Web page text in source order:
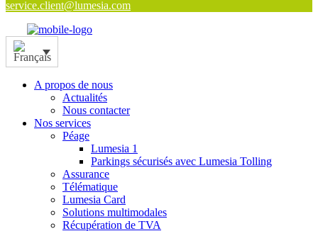
service.client@lumesia.com
A propos de nous
Actualités
Nous contacter
Nos services
Péage
Lumesia 1
Parkings sécurisés avec Lumesia Tolling
Assurance
Télématique
Lumesia Card
Solutions multimodales
Récupération de TVA